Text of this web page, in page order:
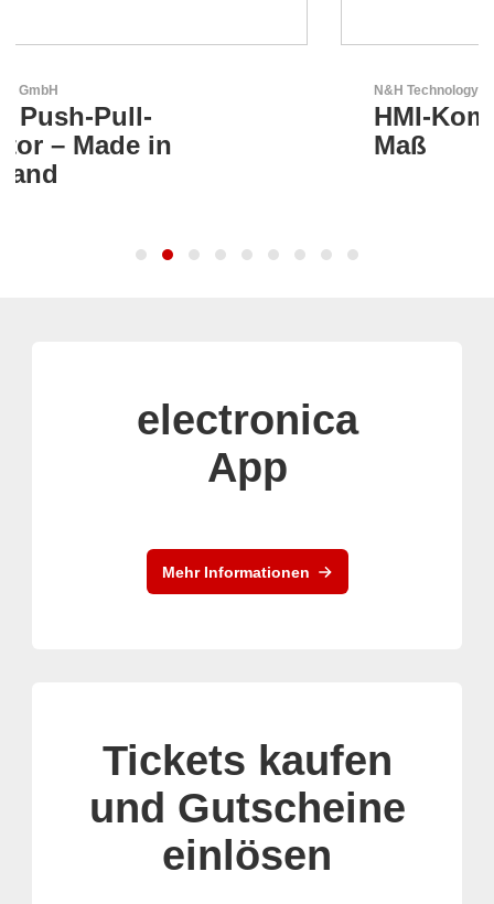
HMI-Komponenten nach
Maß
electronica
App
Mehr Informationen
Tickets kaufen
und Gutscheine
einlösen